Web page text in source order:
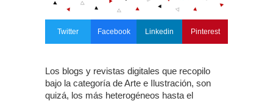
Twitter Facebook Linkedin Pinterest
Los blogs y revistas digitales que recopilo
bajo la categoría de Arte e Ilustración, son
quizá, los más heterogéneos hasta el